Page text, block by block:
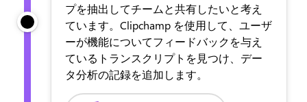
プを抽出してチームと共有したいと考え
ています。Clipchamp を使用して、ユーザ
ーが機能についてフィードバックを与え
ているトランスクリプトを見つけ、デー
タ分析の記録を追加します。